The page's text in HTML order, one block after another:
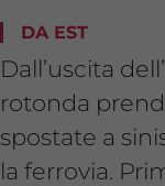
DA EST
Dall’uscita
rotonda
spostate a
la ferrovia.